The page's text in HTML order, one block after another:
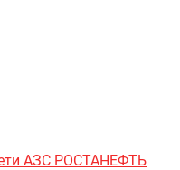
АЗС РОСТАНЕФТЬ